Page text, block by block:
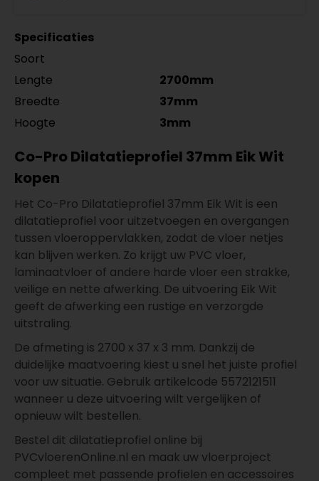
Specificaties
Soort
Lengte
2700mm
Breedte
37mm
Hoogte
3mm
Co-Pro Dilatatieprofiel 37mm Eik Wit
kopen
Het Co-Pro Dilatatieprofiel 37mm Eik Wit is een
dilatatieprofiel voor uitzetvoegen en overgangen
tussen vloeroppervlakken, zodat de vloer netjes
kan blijven werken. Zo krijgt uw PVC vloer,
laminaatvloer of andere harde vloer een strakke,
veilige en nette afwerking. De uitvoering Eik Wit
geeft de afwerking een rustige en verzorgde
uitstraling.
De afmeting is 2700 x 37 x 3 mm. Dankzij de
duidelijke maatvoering kiest u snel het juiste profiel
voor uw situatie. Gebruik artikelcode 5572121511
wanneer u deze uitvoering wilt vergelijken of
opnieuw wilt bestellen.
Bestel dit dilatatieprofiel online bij
PVCvloerenOnline.nl en maak uw vloerproject
compleet met passende profielen en accessoires